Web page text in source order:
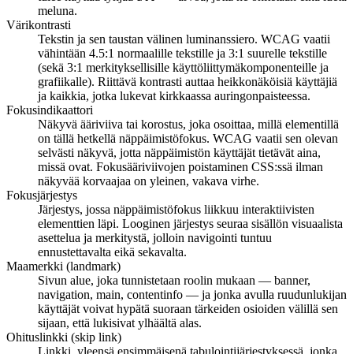
meluna.
Värikontrasti
Tekstin ja sen taustan välinen luminanssiero. WCAG vaatii
vähintään 4.5:1 normaalille tekstille ja 3:1 suurelle tekstille
(sekä 3:1 merkityksellisille käyttöliittymäkomponenteille ja
grafiikalle). Riittävä kontrasti auttaa heikkonäköisiä käyttäjiä
ja kaikkia, jotka lukevat kirkkaassa auringonpaisteessa.
Fokusindikaattori
Näkyvä ääriviiva tai korostus, joka osoittaa, millä elementillä
on tällä hetkellä näppäimistöfokus. WCAG vaatii sen olevan
selvästi näkyvä, jotta näppäimistön käyttäjät tietävät aina,
missä ovat. Fokusääriviivojen poistaminen CSS:ssä ilman
näkyvää korvaajaa on yleinen, vakava virhe.
Fokusjärjestys
Järjestys, jossa näppäimistöfokus liikkuu interaktiivisten
elementtien läpi. Looginen järjestys seuraa sisällön visuaalista
asettelua ja merkitystä, jolloin navigointi tuntuu
ennustettavalta eikä sekavalta.
Maamerkki (landmark)
Sivun alue, joka tunnistetaan roolin mukaan — banner,
navigation, main, contentinfo — ja jonka avulla ruudunlukijan
käyttäjät voivat hypätä suoraan tärkeiden osioiden välillä sen
sijaan, että lukisivat ylhäältä alas.
Ohituslinkki (skip link)
Linkki, yleensä ensimmäisenä tabulointijärjestyksessä, jonka